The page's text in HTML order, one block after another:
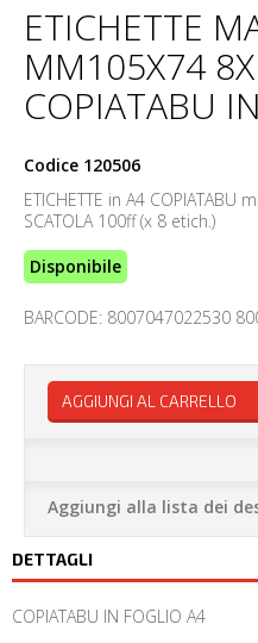
ETICHETTE
MM105X74
COPIATABU
Codice 120506
ETICHETTE in A4 COPIATABU
SCATOLA 100ff (x 8 etich.)
Disponibile
BARCODE: 8007047022530
AGGIUNGI AL CARRELLO
Aggiungi alla lista dei
DETTAGLI
COPIATABU IN FOGLIO A4